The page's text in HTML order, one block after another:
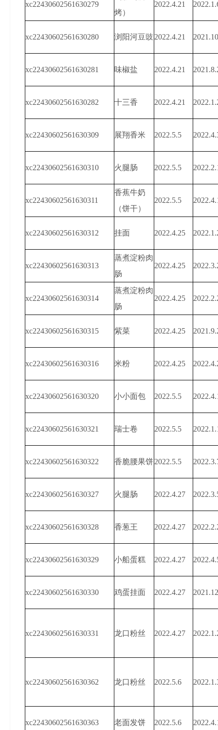
xc22430602561630279
烤）
2022.4.21
xc22430602561630280 浏阳河豆豉2022.4.21
xc22430602561630281 味椒盐 2022.4.21
xc22430602561630282 十三香 2022.4.21
xc22430602561630309 展翔香米 2022.5.5
xc22430602561630310 火腿肠 2022.5.5
xc22430602561630311
香蕉牛奶
（饼干）
2022.5.5
xc22430602561630312 挂面 2022.4.25
xc22430602561630313
蒸煮淀粉肉
肠
2022.4.25
xc22430602561630314
蒸煮淀粉肉
肠
2022.4.25
xc22430602561630315 紫菜 2022.4.25
xc22430602561630316 米粉 2022.4.25
xc22430602561630320 小小面包 2022.5.5
xc22430602561630321 瑞士卷 2022.5.5
xc22430602561630322 香脆腰果饼2022.5.5
xc22430602561630327 火腿肠 2022.4.27
xc22430602561630328 香葱王 2022.4.27
xc22430602561630329 小船蛋糕 2022.4.27
xc22430602561630330 鸡蛋挂面 2022.4.27
xc22430602561630331 龙口粉丝 2022.4.27
xc22430602561630362 龙口粉丝 2022.5.6
xc22430602561630363 老面发饼 2022.5.6